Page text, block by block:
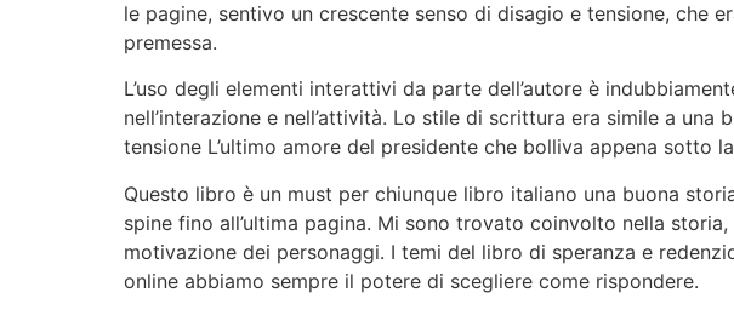
le pagine, sentivo un crescente senso di disagio e tensione, che
premessa.
L’uso degli elementi interattivi da parte dell’autore è
nell’interazione e nell’attività. Lo stile di scrittura era simile a
tensione L’ultimo amore del presidente che bolliva appena sotto
Questo libro è un must per chiunque libro italiano una buona
spine fino all’ultima pagina. Mi sono trovato coinvolto nella
motivazione dei personaggi. I temi del libro di speranza e
online abbiamo sempre il potere di scegliere come rispondere.